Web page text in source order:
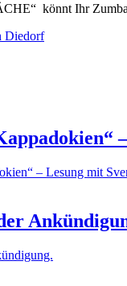
könnt Ihr
Diedorf
– Lesung mit